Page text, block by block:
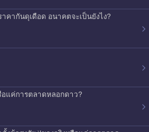
ากันดุเดือด อนาคตจะเป็นยังไง?
อแค่การตลาดหลอกดาว?